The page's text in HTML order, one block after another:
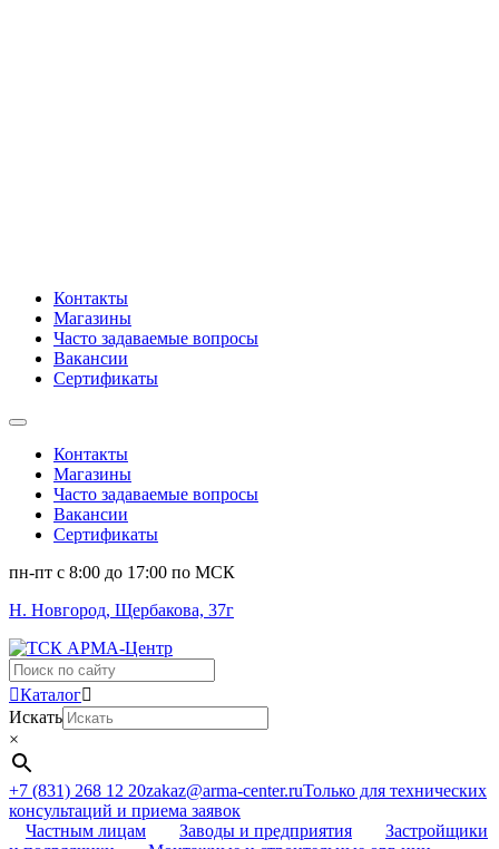
Контакты
Магазины
Часто задаваемые вопросы
Вакансии
Сертификаты
Контакты
Магазины
Часто задаваемые вопросы
Вакансии
Сертификаты
пн-пт c 8:00 до 17:00 по МСК
Н. Новгород, Щербакова, 37г
Поиск
...Каталог
Искать
×
+7 (831) 268 12 20zakaz@arma-center.ruТолько для технических
консультаций и приема заявок
Частным лицам
Заводы и предприятия
Застройщики